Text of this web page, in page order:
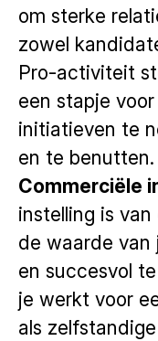
om sterke
zowel
Pro-activiteit
een stapje
initiatieven te
en te benutten.
Commerciële
instelling is
de waarde van
en succesvol
je werkt voor
als